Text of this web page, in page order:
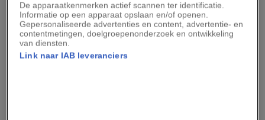
In 2002 legde Hubble gedurende meerdere maanden een
kosmisch spektakel vast: een gescheurde ballon die zich
rond de ster V838 Monocerotis langzaam leek op te
blazen. In werkelijkheid zag Hubble hoe uitdijende golven
van licht (de ‘lichtecho’) van deze ster de omringende
De apparaatkenmerken actief scannen ter identificatie.
Informatie op een apparaat opslaan en/of openen.
Gepersonaliseerde advertenties en content, advertentie- en
contentmetingen, doelgroepenonderzoek en ontwikkeling
van diensten.
Link naar IAB leveranciers